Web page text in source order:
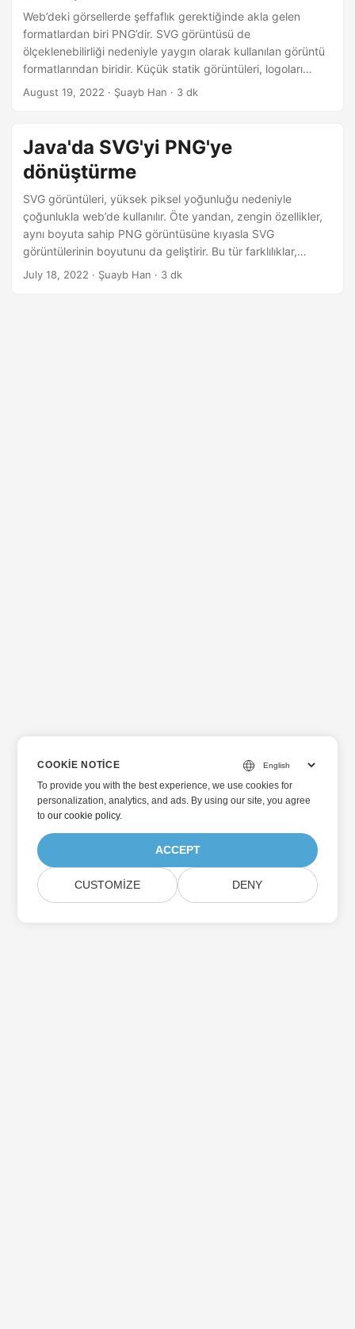
Web’deki görsellerde şeffaflık gerektiğinde akla gelen
formatlardan biri PNG’dir. SVG görüntüsü de
ölçeklenebilirliği nedeniyle yaygın olarak kullanılan görüntü
formatlarından biridir. Küçük statik görüntüleri, logoları
görüntülemek için ve şeffaf arka plana sahip görüntüler için
biçimlere dönüştürülmesi sıklıkla gerekir. Bu yazıda C#
kullanarak SVG vektör grafiklerinin PNG resimlerine nasıl
dönüştürüleceğini tartışacağız.
August 19, 2022 · Şuayb Han · 3 dk
Java'da SVG'yi PNG'ye
dönüştürme
SVG görüntüleri, yüksek piksel yoğunluğu nedeniyle
çoğunlukla web’de kullanılır. Öte yandan, zengin özellikler,
aynı boyuta sahip PNG görüntüsüne kıyasla SVG
görüntülerinin boyutunu da geliştirir. Bu tür farklılıklar,
geliştiricilerin görüntüleri bir biçimden diğerine
July 18, 2022 · Şuayb Han · 3 dk
COOKIE NOTICE
To provide you with the best experience, we use cookies for
personalization, analytics, and ads. By using our site, you agree
toour cookie policy.
ACCEPT
CUSTOMIZE DENY